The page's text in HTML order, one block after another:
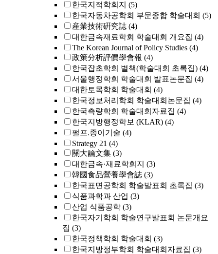
한국지적학회지 (5)
한국자동차공학회 부문종합 학술대회 (5)
産業技術硏究誌 (4)
대한금속재료학회 학술대회 개요집 (4)
The Korean Journal of Policy Studies (4)
政策分析評價學會報 (4)
한국잡초학회 별책(학술대회 초록집) (4)
서울행정학회 학술대회 발표논문집 (4)
대한토목학회 학술대회 (4)
한국정보처리학회 학술대회논문집 (4)
한국측량학회 학술대회자료집 (4)
한국지방행정학보 (KLAR) (4)
펄프.종이기술 (4)
Strategy 21 (4)
關大論文集 (3)
대한금속·재료학회지 (3)
韓國食品營養學會誌 (3)
한국표면공학회 학술발표회 초록집 (3)
식품과학과 산업 (3)
산업 식품공학 (3)
한국자기학회 학술연구발표회 논문개요
집 (3)
한국정책학회 학술대회 (3)
한국지방정부학회 학술대회자료집 (3)